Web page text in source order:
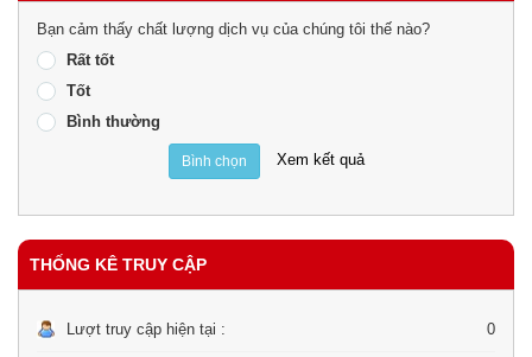
Bạn cảm thấy chất lượng dịch vụ của chúng tôi thế nào?
Rất tốt
Tốt
Bình thường
Bình chọn Xem kết quả
THỐNG KÊ TRUY CẬP
Lượt truy cập hiện tại : 0